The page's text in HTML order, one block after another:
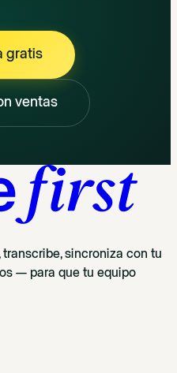
gratis
ventas
sincroniza con tu
— para que tu equipo